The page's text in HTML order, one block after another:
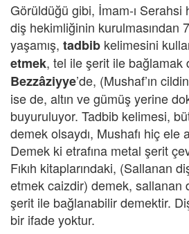
Görüldüğü gibi, İmam-ı Serahsi
diş hekimliğinin kurulmasından
yaşamış, tadbib kelimesini
etmek, tel ile şerit ile bağlamak
Bezzâziyye’de, (Mushaf’ın
ise de, altın ve gümüş yerine
buyuruluyor. Tadbib kelimesi,
demek olsaydı, Mushafı hiç ele
Demek ki etrafına metal şerit
Fıkıh kitaplarındaki, (Sallanan
etmek caizdir) demek, sallanan
şerit ile bağlanabilir demektir.
bir ifade yoktur.